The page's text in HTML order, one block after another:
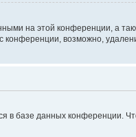
на этой конференции, а
конференции, возможно,
в базе данных конференции.